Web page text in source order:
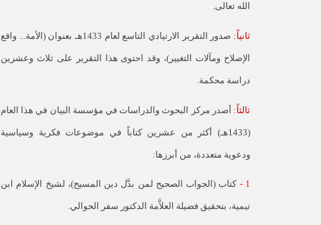
الله تعالى.
ثانياً: صدور التقرير الارتيادي التاسع لعام 1433هـ بعنوان (الأمة... واقع
الإصلاح ومآلات التغيير)، وقد احتوى هذا التقرير على ثلاث وعشرين
دراسة محكمة.
ثالثاً: أصدر مركز البحوث والدراسات في مؤسسة البيان في هذا العام
(1433هـ) أكثر من عشرين كتاباً في موضوعات فكرية وسياسية
ودعوية متعددة، من أبرزها:
1 - كتاب (الجواب الصحيح لمن بدَّل دين المسيح)، لشيخ الإسلام ابن
تيمية، بتحقيق فضيلة العلاَّمة الدكتور سفر الحوالي.